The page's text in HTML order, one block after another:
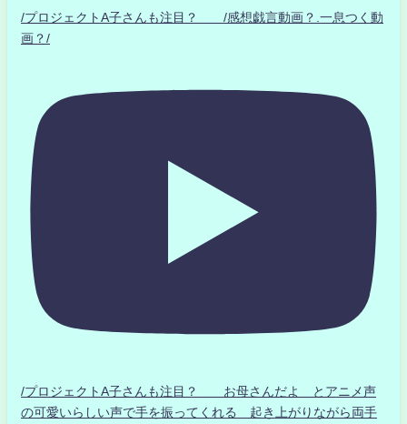
/プロジェクトA子さんも注目？ /感想戯言動画？.一息つく動
画？/
/プロジェクトA子さんも注目？ お母さんだよ とアニメ声
の可愛いらしい声で手を振ってくれる 起き上がりながら両手